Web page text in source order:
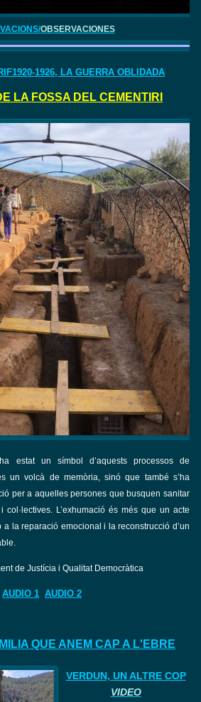
OBSERVACIONES
1926, LA GUERRA OBLIDADA
LA FOSSA DEL CEMENTIRI
estat un símbol d’aquests processos de
un volcà de memòria, sinó que també s’ha
per a aquelles persones que busquen sanitar
col·lectives. L’exhumació és més que un acte
la reparació emocional i la reconstrucció d’un
de Justícia i Qualitat Democràtica
AUDIO 1 AUDIO 2
QUE ANEM CAP A L'EBRE
VERDUN, UN ALTRE COP
VIDEO